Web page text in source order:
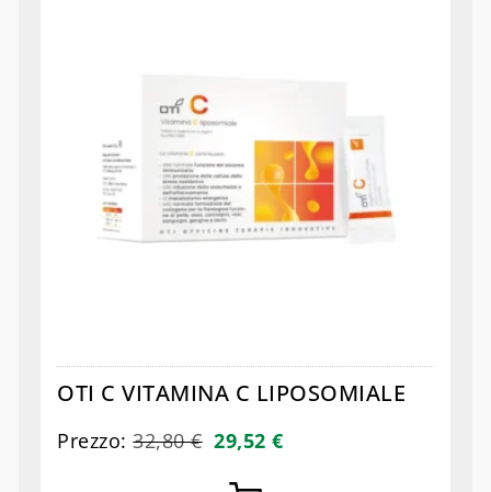
OTI C VITAMINA C LIPOSOMIALE
Prezzo:32,80€ 29,52€